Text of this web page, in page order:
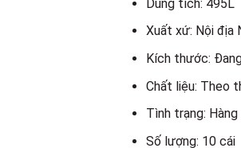
Dung tích: 495L
Xuất xứ: Nội địa
Kích thước:
Chất liệu: Theo
Tình trạng:
Số lượng: 10 cái